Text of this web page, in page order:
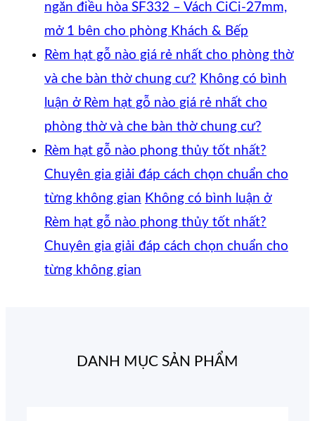
ngăn điều hòa SF332 – Vách CiCi-27mm,
mở 1 bên cho phòng Khách & Bếp
Rèm hạt gỗ nào giá rẻ nhất cho phòng thờ
và che bàn thờ chung cư? Không có bình
luận ở Rèm hạt gỗ nào giá rẻ nhất cho
phòng thờ và che bàn thờ chung cư?
Rèm hạt gỗ nào phong thủy tốt nhất?
Chuyên gia giải đáp cách chọn chuẩn cho
từng không gian Không có bình luận ở
Rèm hạt gỗ nào phong thủy tốt nhất?
Chuyên gia giải đáp cách chọn chuẩn cho
từng không gian
DANH MỤC SẢN PHẨM